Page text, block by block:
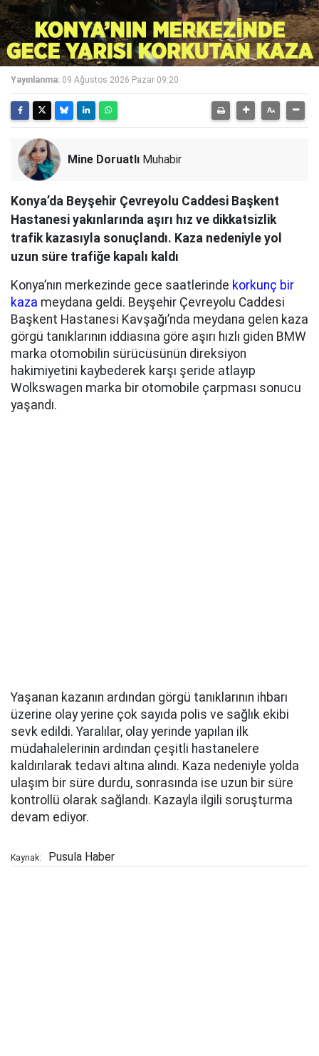
Yayınlanma: 09 Ağustos 2026 Pazar 09:20
Mine Doruatlı Muhabir
Konya’da Beyşehir Çevreyolu Caddesi Başkent
Hastanesi yakınlarında aşırı hız ve dikkatsizlik
trafik kazasıyla sonuçlandı. Kaza nedeniyle yol
uzun süre trafiğe kapalı kaldı
Konya’nın merkezinde gece saatlerinde korkunç bir
kaza meydana geldi. Beyşehir Çevreyolu Caddesi
Başkent Hastanesi Kavşağı’nda meydana gelen kaza
görgü tanıklarının iddiasına göre aşırı hızlı giden BMW
marka otomobilin sürücüsünün direksiyon
hakimiyetini kaybederek karşı şeride atlayıp
Wolkswagen marka bir otomobile çarpması sonucu
yaşandı.
Yaşanan kazanın ardından görgü tanıklarının ihbarı
üzerine olay yerine çok sayıda polis ve sağlık ekibi
sevk edildi. Yaralılar, olay yerinde yapılan ilk
müdahalelerinin ardından çeşitli hastanelere
kaldırılarak tedavi altına alındı. Kaza nedeniyle yolda
ulaşım bir süre durdu, sonrasında ise uzun bir süre
kontrollü olarak sağlandı. Kazayla ilgili soruşturma
devam ediyor.
Kaynak: Pusula Haber